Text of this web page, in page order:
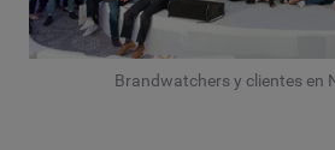
Brandwatchers y clientes en